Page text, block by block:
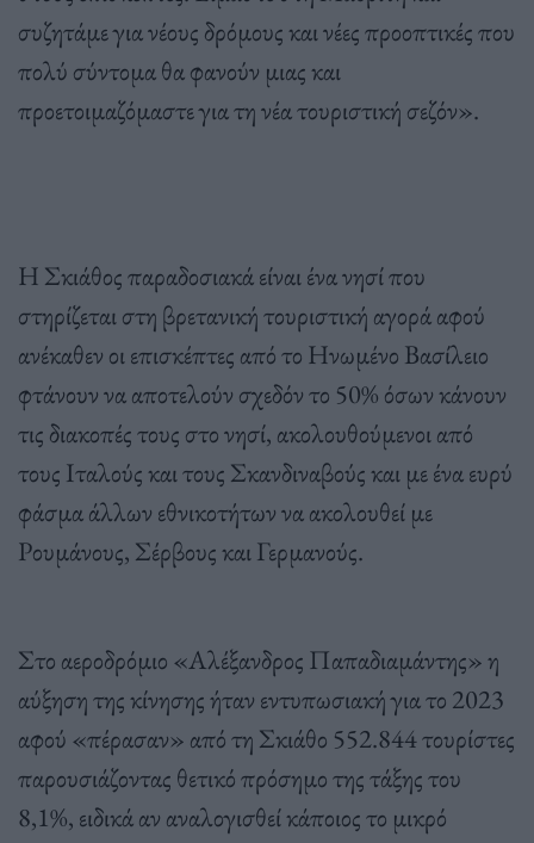
συζητάμε για νέους δρόμους και νέες προοπτικές που
πολύ σύντομα θα φανούν μιας και
προετοιμαζόμαστε για τη νέα τουριστική σεζόν».
Η Σκιάθος παραδοσιακά είναι ένα νησί που
στηρίζεται στη βρετανική τουριστική αγορά αφού
ανέκαθεν οι επισκέπτες από το Ηνωμένο Βασίλειο
φτάνουν να αποτελούν σχεδόν το 50% όσων κάνουν
τις διακοπές τους στο νησί, ακολουθούμενοι από
τους Ιταλούς και τους Σκανδιναβούς και με ένα ευρύ
φάσμα άλλων εθνικοτήτων να ακολουθεί με
Ρουμάνους, Σέρβους και Γερμανούς.
Στο αεροδρόμιο «Αλέξανδρος Παπαδιαμάντης» η
αύξηση της κίνησης ήταν εντυπωσιακή για το 2023
αφού «πέρασαν» από τη Σκιάθο 552.844 τουρίστες
παρουσιάζοντας θετικό πρόσημο της τάξης του
8,1%, ειδικά αν αναλογισθεί κάποιος το μικρό